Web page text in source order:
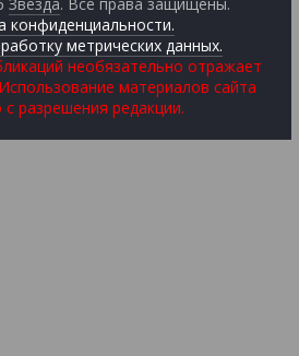
конфиденциальности.
метрических данных.
необязательно отражает
материалов сайта
разрешения редакции.